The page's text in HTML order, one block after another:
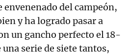
envenenado del campeón,
y ha logrado pasar a
un gancho perfecto el 18-
serie de siete tantos,